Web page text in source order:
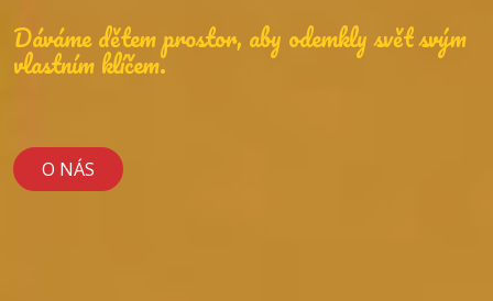
Dáváme dětem prostor, aby odemkly svět svým
vlastním klíčem.
O NÁS